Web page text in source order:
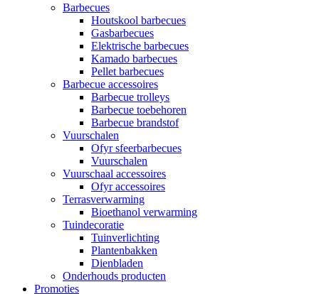
Barbecues
Houtskool barbecues
Gasbarbecues
Elektrische barbecues
Kamado barbecues
Pellet barbecues
Barbecue accessoires
Barbecue trolleys
Barbecue toebehoren
Barbecue brandstof
Vuurschalen
Ofyr sfeerbarbecues
Vuurschalen
Vuurschaal accessoires
Ofyr accessoires
Terrasverwarming
Bioethanol verwarming
Tuindecoratie
Tuinverlichting
Plantenbakken
Dienbladen
Onderhouds producten
Promoties